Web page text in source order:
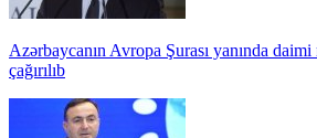
Azərbaycanın Avropa Şurası yanında
çağırılıb